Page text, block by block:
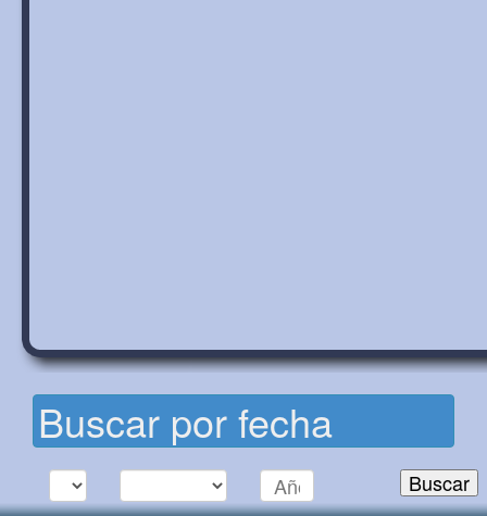
Buscar por fecha